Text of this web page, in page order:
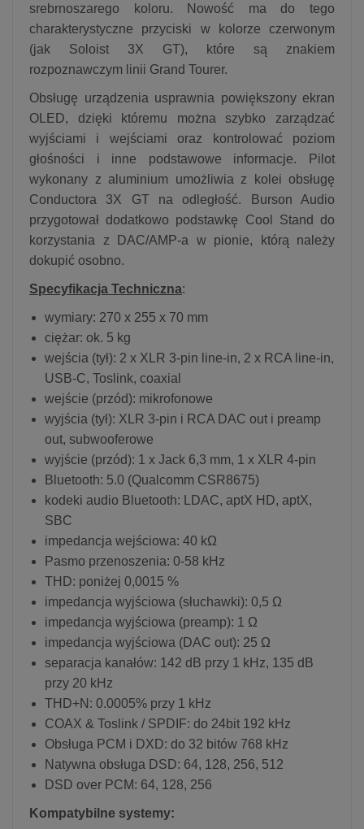
srebrnoszarego koloru. Nowość ma do tego
charakterystyczne przyciski w kolorze czerwonym
(jak Soloist 3X GT), które są znakiem
rozpoznawczym linii Grand Tourer.
Obsługę urządzenia usprawnia powiększony ekran
OLED, dzięki któremu można szybko zarządzać
wyjściami i wejściami oraz kontrolować poziom
głośności i inne podstawowe informacje. Pilot
wykonany z aluminium umożliwia z kolei obsługę
Conductora 3X GT na odległość. Burson Audio
przygotował dodatkowo podstawkę Cool Stand do
korzystania z DAC/AMP-a w pionie, którą należy
dokupić osobno.
Specyfikacja Techniczna:
wymiary: 270 x 255 x 70 mm
ciężar: ok. 5 kg
wejścia (tył): 2 x XLR 3-pin line-in, 2 x RCA line-in,
USB-C, Toslink, coaxial
wejście (przód): mikrofonowe
wyjścia (tył): XLR 3-pin i RCA DAC out i preamp
out, subwooferowe
wyjście (przód): 1 x Jack 6,3 mm, 1 x XLR 4-pin
Bluetooth: 5.0 (Qualcomm CSR8675)
kodeki audio Bluetooth: LDAC, aptX HD, aptX,
SBC
impedancja wejściowa: 40 kΩ
Pasmo przenoszenia: 0-58 kHz
THD: poniżej 0,0015 %
impedancja wyjściowa (słuchawki): 0,5 Ω
impedancja wyjściowa (preamp): 1 Ω
impedancja wyjściowa (DAC out): 25 Ω
separacja kanałów: 142 dB przy 1 kHz, 135 dB
przy 20 kHz
THD+N: 0.0005% przy 1 kHz
COAX & Toslink / SPDIF: do 24bit 192 kHz
Obsługa PCM i DXD: do 32 bitów 768 kHz
Natywna obsługa DSD: 64, 128, 256, 512
DSD over PCM: 64, 128, 256
Kompatybilne systemy: